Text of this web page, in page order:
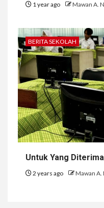
1 year ago Mawan A.
BERITA SEKOLAH
Untuk Yang
2 years ago Mawan